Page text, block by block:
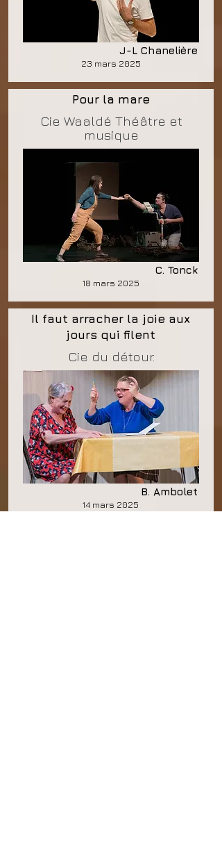
J-L Chanelière
23 mars 2025
Pour la mare
Cie Waaldé Théâtre et
musique
C. Tonck
18 mars 2025
Il faut arracher la joie aux
jours qui filent
Cie du détour.
B. Ambolet
14 mars 2025